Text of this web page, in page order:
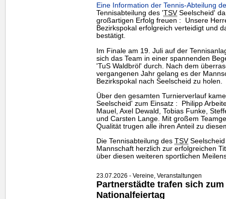
Eine Information der Tennis-Abteilung
Tennisabteilung des 'TSVSeelscheid'
großartigen Erfolg freuen : Unsere
Bezirkspokal erfolgreich verteidigt und
bestätigt.
Im Finale am 19. Juli auf der
sich das Team in einer spannenden
'TuS Waldbröl' durch. Nach dem
vergangenen Jahr gelang es der
Bezirkspokal nach Seelscheid zu holen.
Über den gesamten Turnierverlauf
Seelscheid' zum Einsatz : Philipp
Mauel, Axel Dewald, Tobias Funke,
und Carsten Lange. Mit großem
Qualität trugen alle ihren Anteil zu
Die Tennisabteilung des TSV
Mannschaft herzlich zur erfolgreichen
über diesen weiteren sportlichen
23.07.2026 - Vereine, Veranstaltungen
Partnerstädte trafen sich
Nationalfeiertag